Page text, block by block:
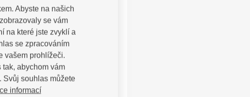
Abyste na našich
se vám
na které jste zvyklí a
se zpracováním
vašem prohlížeči.
tak, abychom vám
Svůj souhlas můžete
informací